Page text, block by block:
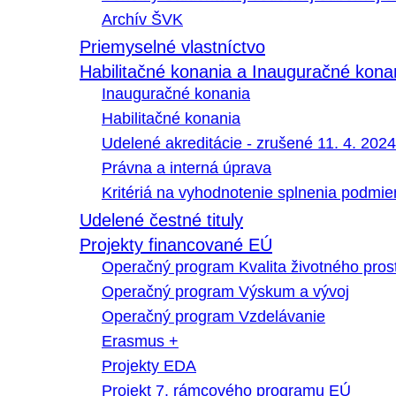
Archív ŠVK
Priemyselné vlastníctvo
Habilitačné konania a Inauguračné
Inauguračné konania
Habilitačné konania
Udelené akreditácie - zrušené 11. 4. 2024
Právna a interná úprava
Kritériá na vyhodnotenie splnenia
Udelené čestné tituly
Projekty financované EÚ
Operačný program Kvalita životného
Operačný program Výskum a vývoj
Operačný program Vzdelávanie
Erasmus +
Projekty EDA
Projekt 7. rámcového programu EÚ